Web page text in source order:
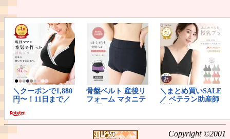
Copyright ©2001